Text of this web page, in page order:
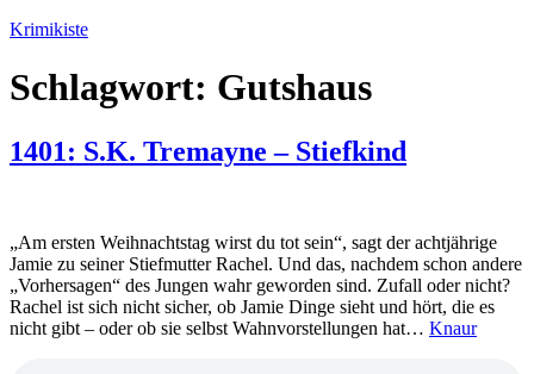
Zum
springen
Krimikiste
Schlagwort: Gutshaus
1401: S.K. Tremayne – Stiefkind
„Am ersten Weihnachtstag wirst du tot sein“, sagt der achtjährige
Jamie zu seiner Stiefmutter Rachel. Und das, nachdem schon andere
„Vorhersagen“ des Jungen wahr geworden sind. Zufall oder nicht?
Rachel ist sich nicht sicher, ob Jamie Dinge sieht und hört, die es
nicht gibt – oder ob sie selbst Wahnvorstellungen hat… Knaur